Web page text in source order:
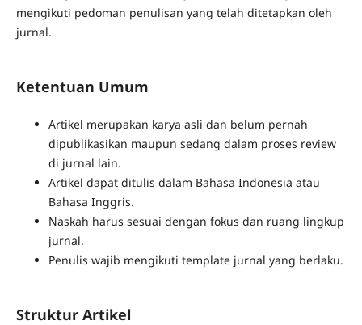
mengikuti pedoman penulisan yang telah ditetapkan oleh
jurnal.
Ketentuan Umum
Artikel merupakan karya asli dan belum pernah
dipublikasikan maupun sedang dalam proses review
di jurnal lain.
Artikel dapat ditulis dalam Bahasa Indonesia atau
Bahasa Inggris.
Naskah harus sesuai dengan fokus dan ruang lingkup
jurnal.
Penulis wajib mengikuti template jurnal yang berlaku.
Struktur Artikel